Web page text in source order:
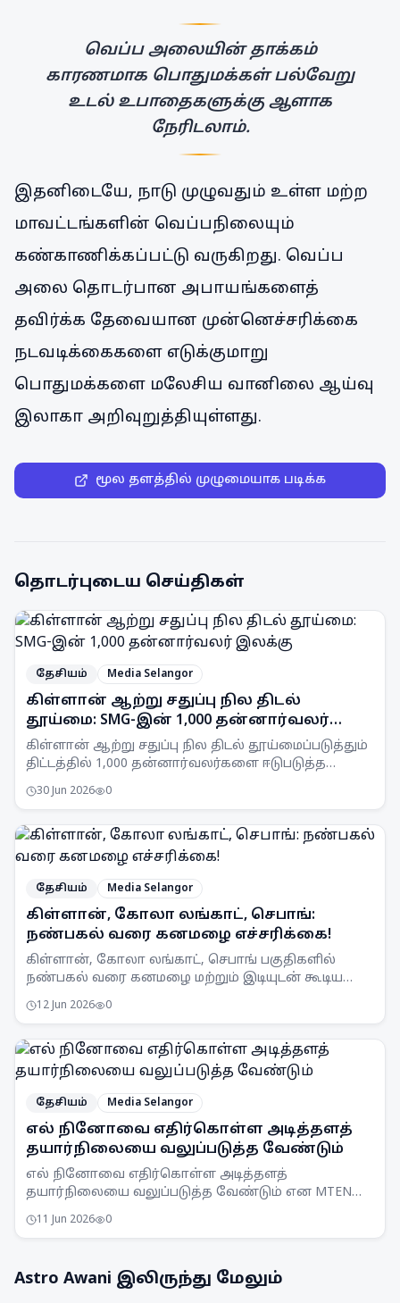
வெப்ப அலையின் தாக்கம்
காரணமாக பொதுமக்கள் பல்வேறு
உடல் உபாதைகளுக்கு ஆளாக
நேரிடலாம்.
இதனிடையே, நாடு முழுவதும் உள்ள மற்ற
மாவட்டங்களின் வெப்பநிலையும்
கண்காணிக்கப்பட்டு வருகிறது. வெப்ப
அலை தொடர்பான அபாயங்களைத்
தவிர்க்க தேவையான முன்னெச்சரிக்கை
நடவடிக்கைகளை எடுக்குமாறு
பொதுமக்களை மலேசிய வானிலை ஆய்வு
இலாகா அறிவுறுத்தியுள்ளது.
மூல தளத்தில் முழுமையாக படிக்க
தொடர்புடைய செய்திகள்
தேசியம் Media Selangor
கிள்ளான் ஆற்று சதுப்பு நில திடல்
தூய்மை: SMG-இன் 1,000 தன்னார்வலர்
இலக்கு
கிள்ளான் ஆற்று சதுப்பு நில திடல் தூய்மைப்படுத்தும்
திட்டத்தில் 1,000 தன்னார்வலர்களை ஈடுபடுத்த
வைத்துள்ளது.
30 Jun 2026 0
தேசியம் Media Selangor
கிள்ளான், கோலா லங்காட், செபாங்:
நண்பகல் வரை கனமழை எச்சரிக்கை!
கிள்ளான், கோலா லங்காட், செபாங் பகுதிகளில்
நண்பகல் வரை கனமழை மற்றும் இடியுடன் கூடிய
எச்சரிக்கை விடுத்துள்ளது.
12 Jun 2026 0
தேசியம் Media Selangor
எல் நினோவை எதிர்கொள்ள அடித்தளத்
தயார்நிலையை வலுப்படுத்த வேண்டும்
எல் நினோவை எதிர்கொள்ள அடித்தளத்
தயார்நிலையை வலுப்படுத்த வேண்டும் என MTEN
விழிப்புணர்வு அதிகரிக்கப்படும்.
11 Jun 2026 0
Astro Awani இலிருந்து மேலும்